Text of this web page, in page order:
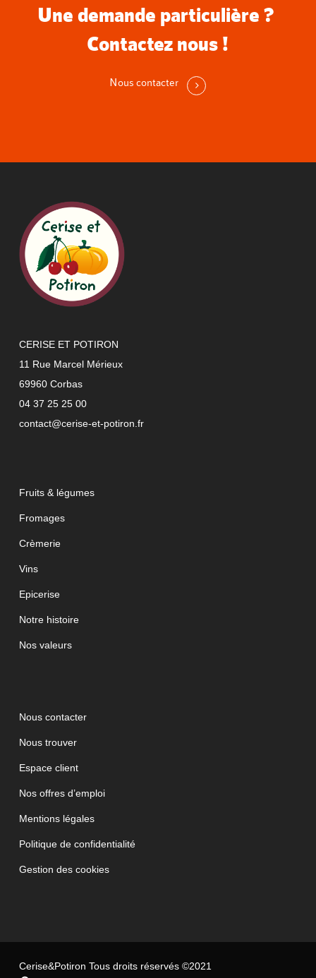
Une demande particulière ?
Contactez nous !
Nous contacter
CERISE ET POTIRON
11 Rue Marcel Mérieux
69960 Corbas
04 37 25 25 00
contact@cerise-et-potiron.fr
Fruits & légumes
Fromages
Crèmerie
Vins
Epicerise
Notre histoire
Nos valeurs
Nous contacter
Nous trouver
Espace client
Nos offres d’emploi
Mentions légales
Politique de confidentialité
Gestion des cookies
Cerise&Potiron Tous droits réservés ©2021